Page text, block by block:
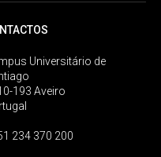
Universitário de
193 Aveiro
234 370 200